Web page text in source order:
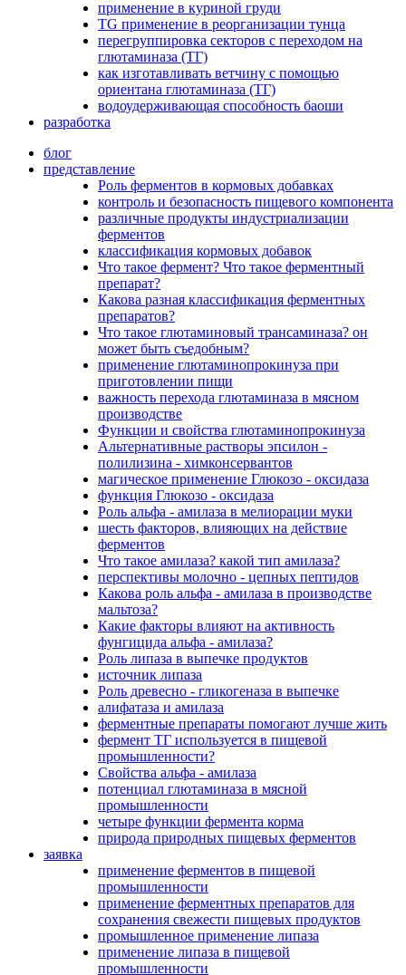
применение в куриной груди
TG применение в реорганизации тунца
перегруппировка секторов с переходом на
глютаминаза (ТГ)
как изготавливать ветчину с помощью
ориентана глютаминаза (ТГ)
водоудерживающая способность баоши
разработка
блог
представление
Роль ферментов в кормовых добавках
контроль и безопасность пищевого компонента
различные продукты индустриализации
ферментов
классификация кормовых добавок
Что такое фермент? Что такое ферментный
препарат?
Какова разная классификация ферментных
препаратов?
Что такое глютаминовый трансаминаза? он
может быть съедобным?
применение глютаминопрокинуза при
приготовлении пищи
важность перехода глютаминаза в мясном
производстве
Функции и свойства глютаминопрокинуза
Альтернативные растворы эпсилон -
полилизина - химконсервантов
магическое применение Глюкозо - оксидаза
функция Глюкозо - оксидаза
Роль альфа - амилаза в мелиорации муки
шесть факторов, влияющих на действие
ферментов
Что такое амилаза? какой тип амилаза?
перспективы молочно - цепных пептидов
Какова роль альфа - амилаза в производстве
мальтоза?
Какие факторы влияют на активность
фунгицида альфа - амилаза?
Роль липаза в выпечке продуктов
источник липаза
Роль древесно - гликогеназа в выпечке
алифатаза и амилаза
ферментные препараты помогают лучше жить
фермент ТГ используется в пищевой
промышленности?
Свойства альфа - амилаза
потенциал глютаминаза в мясной
промышленности
четыре функции фермента корма
природа природных пищевых ферментов
заявка
применение ферментов в пищевой
промышленности
применение ферментных препаратов для
сохранения свежести пищевых продуктов
промышленное применение липаза
применение липаза в пищевой
промышленности